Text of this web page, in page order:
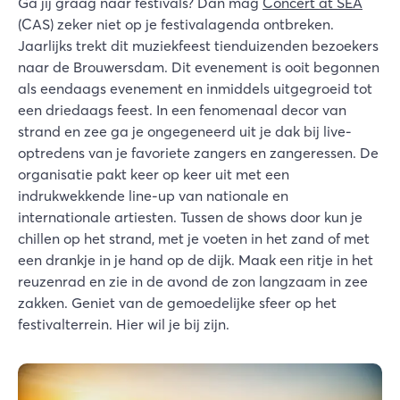
(CAS) zeker niet op je festivalagenda ontbreken.
Jaarlijks trekt dit muziekfeest tienduizenden bezoekers
naar de Brouwersdam. Dit evenement is ooit begonnen
als eendaags evenement en inmiddels uitgegroeid tot
een driedaags feest. In een fenomenaal decor van
strand en zee ga je ongegeneerd uit je dak bij live-
optredens van je favoriete zangers en zangeressen. De
organisatie pakt keer op keer uit met een
indrukwekkende line-up van nationale en
internationale artiesten. Tussen de shows door kun je
chillen op het strand, met je voeten in het zand of met
een drankje in je hand op de dijk. Maak een ritje in het
reuzenrad en zie in de avond de zon langzaam in zee
zakken. Geniet van de gemoedelijke sfeer op het
festivalterrein. Hier wil je bij zijn.